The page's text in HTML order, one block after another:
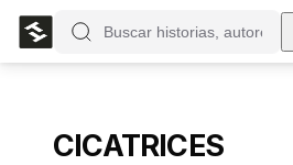
CICATRICES